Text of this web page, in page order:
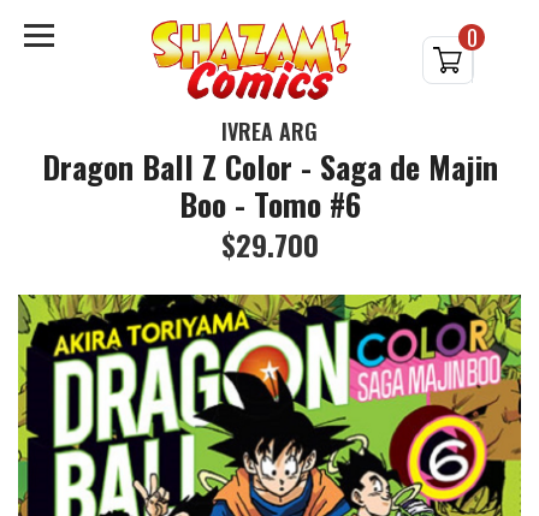
0
IVREA ARG
Dragon Ball Z Color - Saga de Majin
Boo - Tomo #6
$29.700